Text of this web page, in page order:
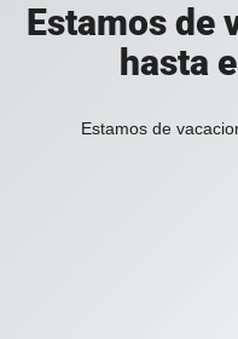
Estamos de
hasta
Estamos de